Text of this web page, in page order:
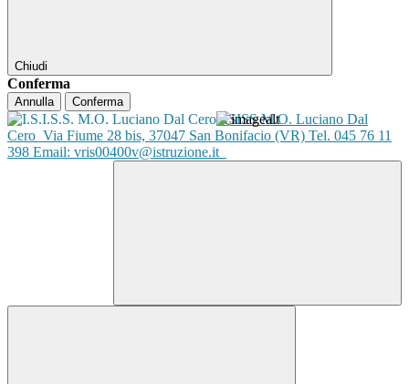
Chiudi
Conferma
Annulla Conferma
ISISS M.O. Luciano Dal
Cero Via Fiume 28 bis, 37047 San Bonifacio (VR) Tel. 045 76 11
398 Email: vris00400v@istruzione.it